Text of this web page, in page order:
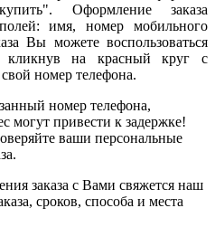
Оформление заказа
имя, номер мобильного
Вы можете воспользоваться
кликнув на красный круг с
номер телефона.
номер телефона,
могут привести к задержке!
ваши персональные
заказа с Вами свяжется наш
сроков, способа и места